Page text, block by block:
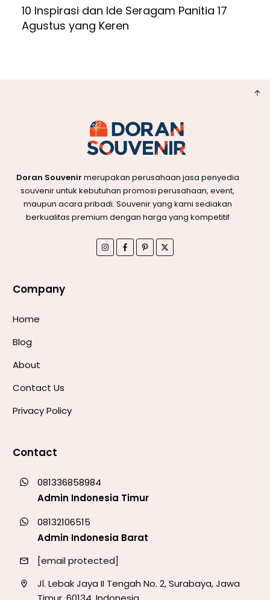
10 Inspirasi dan Ide Seragam Panitia 17
Agustus yang Keren
Doran Souvenir merupakan perusahaan jasa penyedia
souvenir untuk kebutuhan promosi perusahaan, event,
maupun acara pribadi. Souvenir yang kami sediakan
berkualitas premium dengan harga yang kompetitif
Company
Home
Blog
About
Contact Us
Privacy Policy
Contact
081336858984
Admin Indonesia Timur
08132106515
Admin Indonesia Barat
[email protected]
Jl. Lebak Jaya II Tengah No. 2, Surabaya, Jawa